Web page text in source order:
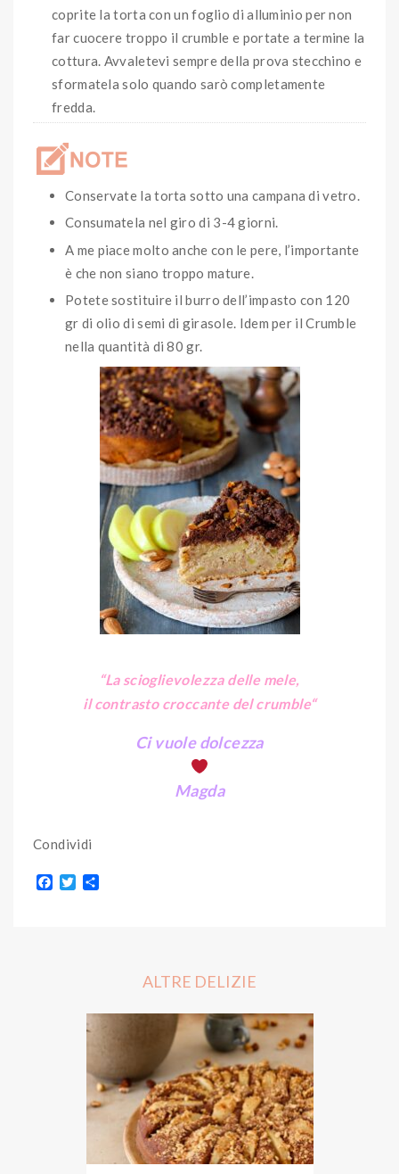
coprite la torta con un foglio di alluminio per non
far cuocere troppo il crumble e portate a termine la
cottura. Avvaletevi sempre della prova stecchino e
sformatela solo quando sarò completamente
fredda.
Conservate la torta sotto una campana di vetro.
Consumatela nel giro di 3-4 giorni.
A me piace molto anche con le pere, l’importante
è che non siano troppo mature.
Potete sostituire il burro dell’impasto con 120
gr di olio di semi di girasole. Idem per il Crumble
nella quantità di 80 gr.
“La scioglievolezza delle mele,
il contrasto croccante del crumble“
Ci vuole dolcezza
Magda
Condividi
F
T
ALTRE DELIZIE